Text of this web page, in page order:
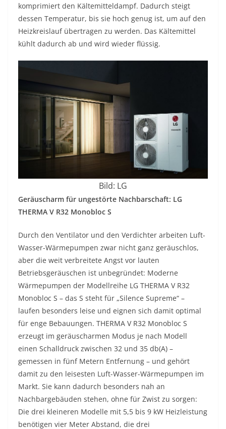
komprimiert den Kältemitteldampf. Dadurch steigt
dessen Temperatur, bis sie hoch genug ist, um auf den
Heizkreislauf übertragen zu werden. Das Kältemittel
kühlt dadurch ab und wird wieder flüssig.
Bild: LG
Geräuscharm für ungestörte Nachbarschaft: LG
THERMA V R32 Monobloc S
Durch den Ventilator und den Verdichter arbeiten Luft-
Wasser-Wärmepumpen zwar nicht ganz geräuschlos,
aber die weit verbreitete Angst vor lauten
Betriebsgeräuschen ist unbegründet: Moderne
Wärmepumpen der Modellreihe LG THERMA V R32
Monobloc S – das S steht für „Silence Supreme“ –
laufen besonders leise und eignen sich damit optimal
für enge Bebauungen. THERMA V R32 Monobloc S
erzeugt im geräuscharmen Modus je nach Modell
einen Schalldruck zwischen 32 und 35 db(A) –
gemessen in fünf Metern Entfernung – und gehört
damit zu den leisesten Luft-Wasser-Wärmepumpen im
Markt. Sie kann dadurch besonders nah an
Nachbargebäuden stehen, ohne für Zwist zu sorgen:
Die drei kleineren Modelle mit 5,5 bis 9 kW Heizleistung
benötigen vier Meter Abstand, die drei